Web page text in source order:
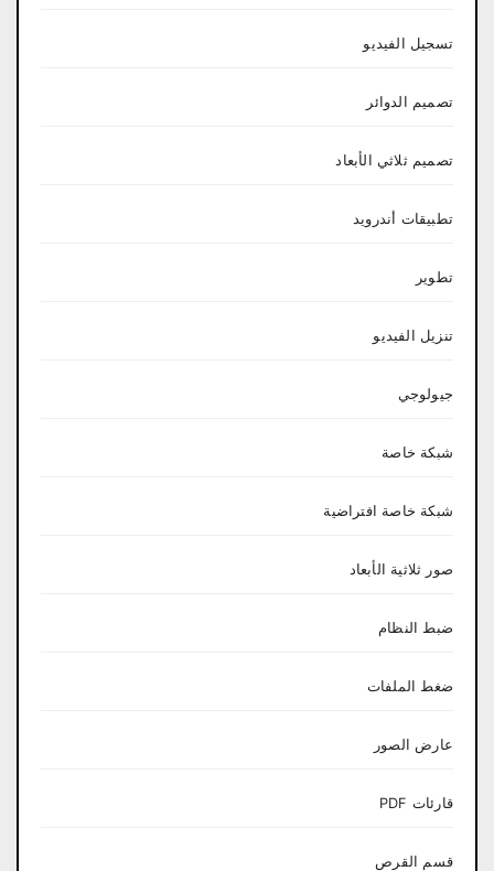
تسجيل الفيديو
تصميم الدوائر
تصميم ثلاثي الأبعاد
تطبيقات أندرويد
تطوير
تنزيل الفيديو
جيولوجي
شبكة خاصة
شبكة خاصة افتراضية
صور ثلاثية الأبعاد
ضبط النظام
ضغط الملفات
عارض الصور
قارئات PDF
قسم القرص